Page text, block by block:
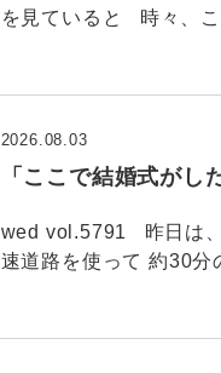
を見ていると 時々、
「ここで結婚式がし
2026.08.03
wed vol.5791 昨日は
速道路を使って 約30